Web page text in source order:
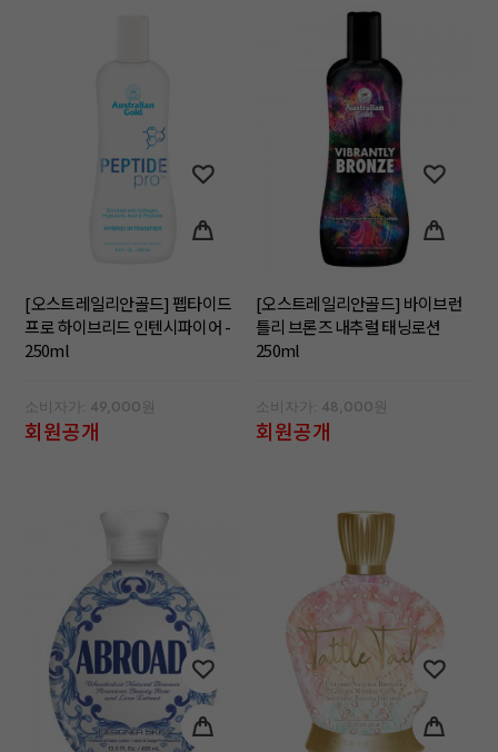
[오스트레일리안골드] 펩타이드
프로 하이브리드 인텐시파이어 -
250ml
소비자가: 49,000원
회원공개
[오스트레일리안골드] 바이브런
틀리 브론즈 내추럴 태닝로션
250ml
소비자가: 48,000원
회원공개